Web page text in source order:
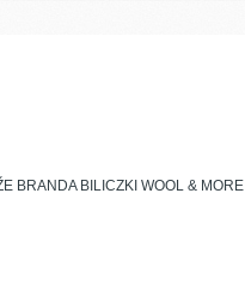
BRANDA BILICZKI WOOL & MORE